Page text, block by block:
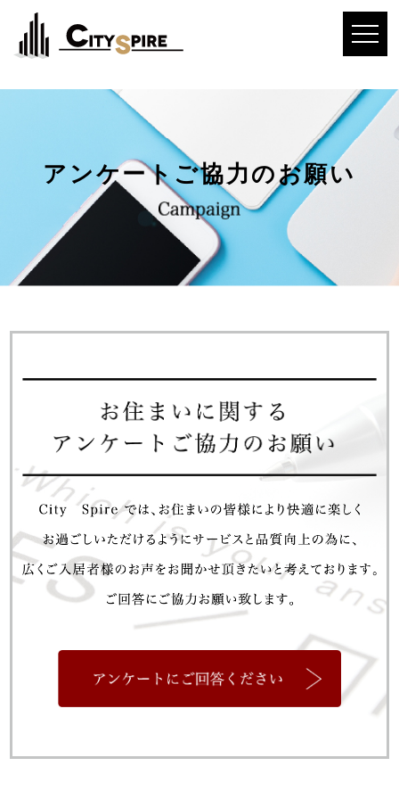
アンケートご協力のお願い